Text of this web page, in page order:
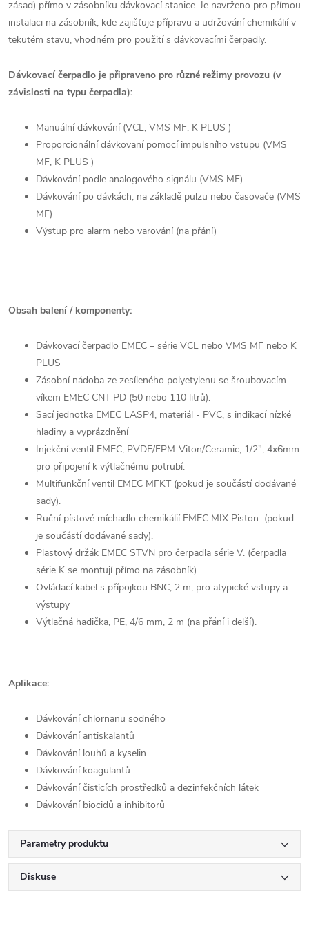
zásad) přímo v zásobníku dávkovací stanice. Je navrženo pro přímou
instalaci na zásobník, kde zajišťuje přípravu a udržování chemikálií v
tekutém stavu, vhodném pro použití s dávkovacími čerpadly.
Dávkovací čerpadlo je připraveno pro různé režimy provozu (v
závislosti na typu čerpadla):
Manuální dávkování (VCL, VMS MF, K PLUS )
Proporcionální dávkovaní pomocí impulsního vstupu (VMS
MF, K PLUS )
Dávkování podle analogového signálu (VMS MF)
Dávkování po dávkách, na základě pulzu nebo časovače (VMS
MF)
Výstup pro alarm nebo varování (na přání)
Obsah balení / komponenty:
Dávkovací čerpadlo EMEC – série VCL nebo VMS MF nebo K
PLUS
Zásobní nádoba ze zesíleného polyetylenu se šroubovacím
víkem EMEC CNT PD (50 nebo 110 litrů).
Sací jednotka EMEC LASP4, materiál - PVC, s indikací nízké
hladiny a vyprázdnění
Injekční ventil EMEC, PVDF/FPM-Viton/Ceramic, 1/2", 4x6mm
pro připojení k výtlačnému potrubí.
Multifunkční ventil EMEC MFKT (pokud je součástí dodávané
sady).
Ruční pístové míchadlo chemikálií EMEC MIX Piston (pokud
je součástí dodávané sady).
Plastový držák EMEC STVN pro čerpadla série V. (čerpadla
série K se montují přímo na zásobník).
Ovládací kabel s přípojkou BNC, 2 m, pro atypické vstupy a
výstupy
Výtlačná hadička, PE, 4/6 mm, 2 m (na přání i delší).
Aplikace:
Dávkování chlornanu sodného
Dávkování antiskalantů
Dávkování louhů a kyselin
Dávkování koagulantů
Dávkování čisticích prostředků a dezinfekčních látek
Dávkování biocidů a inhibitorů
Parametry produktu
Diskuse